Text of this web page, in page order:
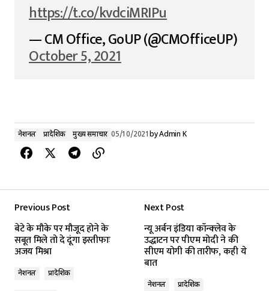
https://t.co/kvdciMRIPu
— CM Office, GoUP (@CMOfficeUP)
October 5, 2021
नेशनल प्रादेशिक मुख्य समाचार 05/10/2021byAdmin K
Previous Post
बेटे के मौके पर मौजूद होने के
सबूत मिले तो दे दूंगा इस्तीफाः
अजय मिश्रा
नेशनल प्रादेशिक
Next Post
न्यू अर्बन इंडिया कॉन्‍क्‍लेव के
उद्धाटन पर पीएम मोदी ने की
सीएम योगी की तारीफ, कही ये
बात
नेशनल प्रादेशिक